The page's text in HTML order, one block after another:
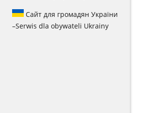
Сайт для громадян України
–Serwis dla obywateli Ukrainy